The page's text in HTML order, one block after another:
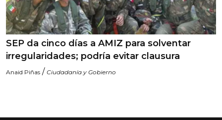
SEP da cinco días a AMIZ para solventar
irregularidades; podría evitar clausura
Anaid Piñas / Ciudadanía y Gobierno